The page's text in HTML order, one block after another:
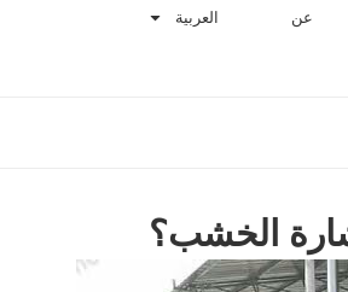
عن العربية
الخشب؟